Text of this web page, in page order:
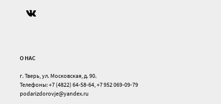
О НАС
г. Тверь, ул. Московская, д. 90.
Телефоны: +7 (4822) 64-58-64, +7 952 069-09-79
podarizdorovje@yandex.ru